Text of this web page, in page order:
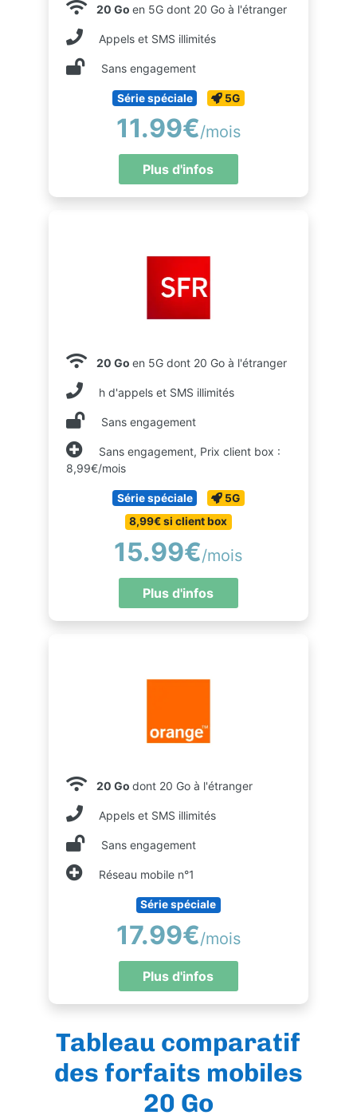
20 Go en 5G dont 20 Go à l'étranger
Appels et SMS illimités
Sans engagement
Série spéciale 5G
11.99€/mois
Plus d'infos
20 Go en 5G dont 20 Go à l'étranger
h d'appels et SMS illimités
Sans engagement
Sans engagement, Prix client box :
8,99€/mois
Série spéciale
5G
8,99€ si client box
15.99€/mois
Plus d'infos
20 Go dont 20 Go à l'étranger
Appels et SMS illimités
Sans engagement
Réseau mobile n°1
Série spéciale
17.99€/mois
Plus d'infos
Tableau comparatif
des forfaits mobiles
20 Go